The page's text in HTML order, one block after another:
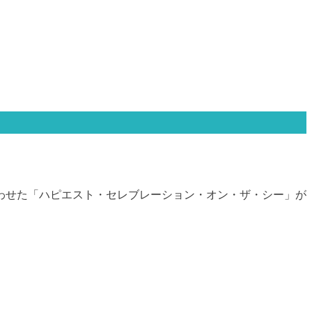
た「ハピエスト・セレブレーション・オン・ザ・シー」が